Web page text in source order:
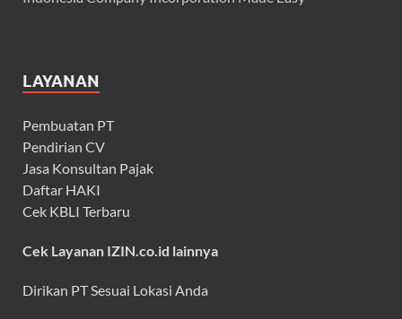
LAYANAN
Pembuatan PT
Pendirian CV
Jasa Konsultan Pajak
Daftar HAKI
Cek KBLI Terbaru
Cek Layanan IZIN.co.id lainnya
Dirikan PT Sesuai Lokasi Anda